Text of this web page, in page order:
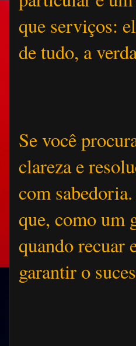
que serviços:
de tudo, a
Se você
clareza e
com
que, como um
quando recuar
garantir o